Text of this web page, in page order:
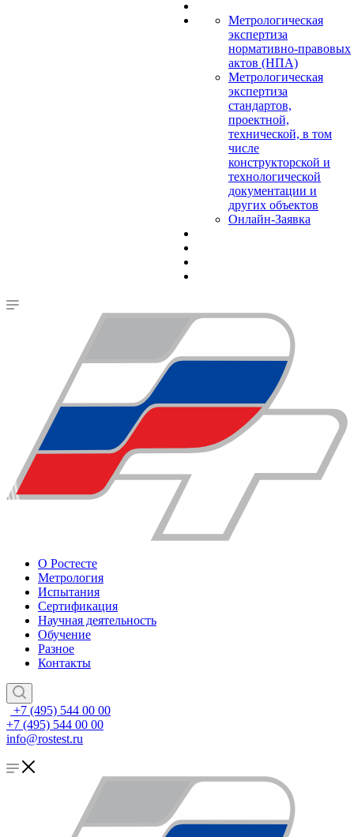
Метрологическая
экспертиза
нормативно-правовых
актов (НПА)
Метрологическая
экспертиза
стандартов,
проектной,
технической, в том
числе
конструкторской и
технологической
документации и
других объектов
Онлайн-Заявка
О Ростесте
Метрология
Испытания
Сертификация
Научная деятельность
Обучение
Разное
Контакты
+7 (495) 544 00 00
+7 (495) 544 00 00
info@rostest.ru